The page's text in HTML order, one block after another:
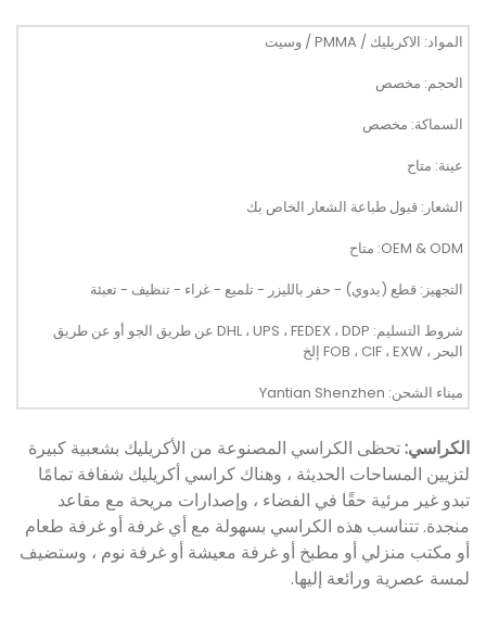
المواد: الاكريليك / PMMA / وسيت
الحجم: مخصص
السماكة: مخصص
عينة: متاح
الشعار: قبول طباعة الشعار الخاص بك
OEM & ODM: متاح
التجهيز: قطع (يدوي) - حفر بالليزر - تلميع - غراء - تنظيف - تعبئة
شروط التسليم: DHL ، UPS ، FEDEX ، DDP عن طريق الجو أو عن طريق
البحر ، FOB ، CIF ، EXW إلخ
ميناء الشحن: Yantian Shenzhen
الكراسي:تحظى الكراسي المصنوعة من الأكريليك بشعبية كبيرة
لتزيين المساحات الحديثة ، وهناك كراسي أكريليك شفافة تمامًا
تبدو غير مرئية حقًا في الفضاء ، وإصدارات مريحة مع مقاعد
منجدة. تتناسب هذه الكراسي بسهولة مع أي غرفة أو غرفة طعام
أو مكتب منزلي أو مطبخ أو غرفة معيشة أو غرفة نوم ، وستضيف
لمسة عصرية ورائعة إليها.